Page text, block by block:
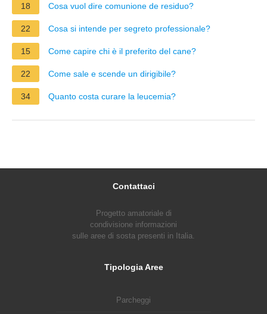
18 Cosa vuol dire comunione de residuo?
22 Cosa si intende per segreto professionale?
15 Come capire chi è il preferito del cane?
22 Come sale e scende un dirigibile?
34 Quanto costa curare la leucemia?
Contattaci
Progetto amatoriale di
condivisione informazioni
sulle aree di sosta presenti in Italia.
Tipologia Aree
Parcheggi